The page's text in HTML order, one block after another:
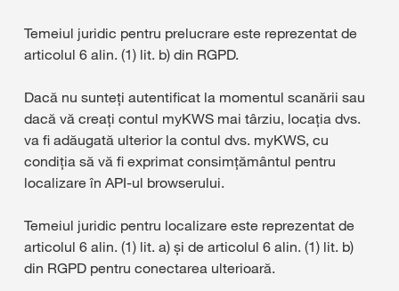
Temeiul juridic pentru prelucrare este reprezentat de
articolul 6 alin. (1) lit. b) din RGPD.
Dacă nu sunteți autentificat la momentul scanării sau
dacă vă creați contul myKWS mai târziu, locația dvs.
va fi adăugată ulterior la contul dvs. myKWS, cu
condiția să vă fi exprimat consimțământul pentru
localizare în API-ul browserului.
Temeiul juridic pentru localizare este reprezentat de
articolul 6 alin. (1) lit. a) și de articolul 6 alin. (1) lit. b)
din RGPD pentru conectarea ulterioară.